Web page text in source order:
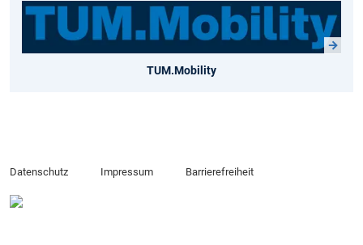
TUM.Mobility
Datenschutz Impressum Barrierefreiheit